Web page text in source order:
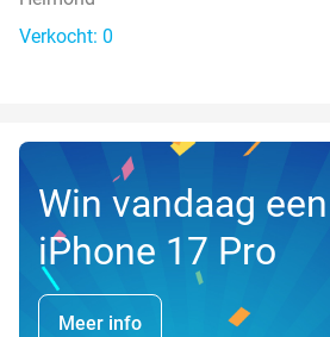
Verkocht: 0
Win vandaag
iPhone 17 Pro
Meer info